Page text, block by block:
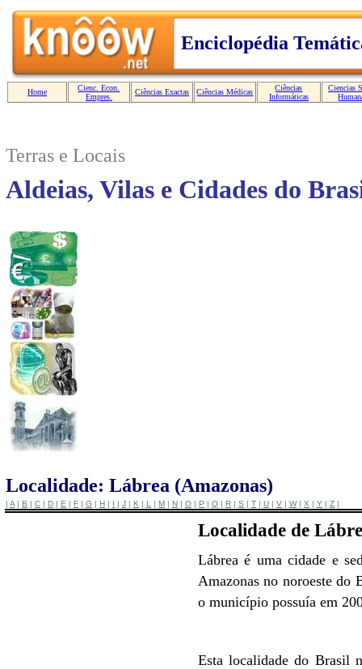
Terras e Locais
Aldeias, Vilas e Cidades do
Localidade: Lábrea (Amazonas)
| A | B | C | D | E | F | G | H | I | J | K | L | M | N | O | P | Q | R | S | T | U | V | W| X | Y | Z |
Localidade de
Lábrea é uma cidade e
Amazonas no noroeste do
o município possuía em
Esta localidade do Brasil